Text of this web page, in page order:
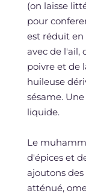
(on laisse
pour
est réduit en
avec de l'ail,
poivre et de
huileuse
sésame.
liquide.
Le
d'épices et
ajoutons
atténué,